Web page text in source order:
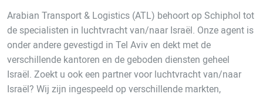
Arabian Transport & Logistics (ATL) behoort op Schiphol tot
de specialisten in luchtvracht van/naar Israël. Onze agent is
onder andere gevestigd in Tel Aviv en dekt met de
verschillende kantoren en de geboden diensten geheel
Israël. Zoekt u ook een partner voor luchtvracht van/naar
Israël? Wij zijn ingespeeld op verschillende markten,